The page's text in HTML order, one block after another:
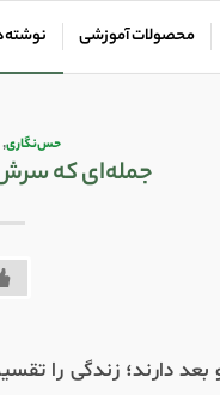
محصولات آموزشی
حس‌نگاری,
جمله‌ای که
دارند؛ زندگی را